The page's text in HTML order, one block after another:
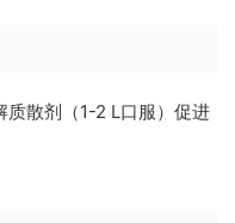
散剂（1-2 L口服）促进